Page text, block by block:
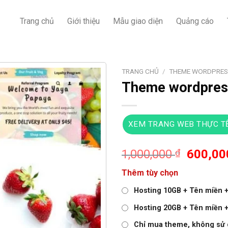
Trang chủ Giới thiệu Mẫu giao diện Quảng cáo
TRANG CHỦ / THEME
Theme
XEM TRANG WEB THỰC
1,000,000₫
Giá
Thêm tùy chọn
Hosting 10GB + Tên miền
Hosting 20GB + Tên miền
Chỉ mua theme, không